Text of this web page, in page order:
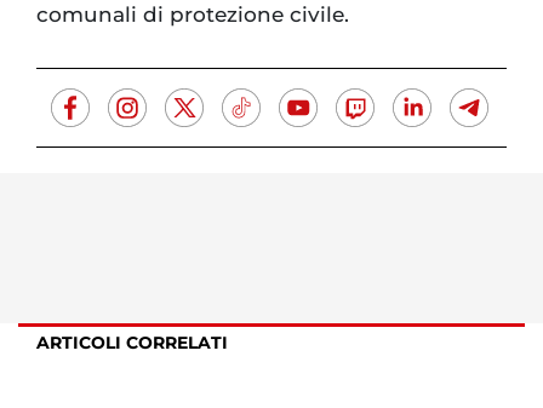
comunali di protezione civile.
ARTICOLI CORRELATI